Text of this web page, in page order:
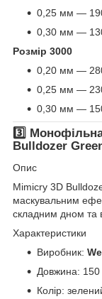
0,25 мм —
0,30 мм —
Розмір 3000
0,20 мм —
0,25 мм —
0,30 мм —
3️⃣
Bulldozer
Опис
Mimicry 3D
маскувальним
складним дном та
Характеристики
Виробник:
Довжина:
Колір: